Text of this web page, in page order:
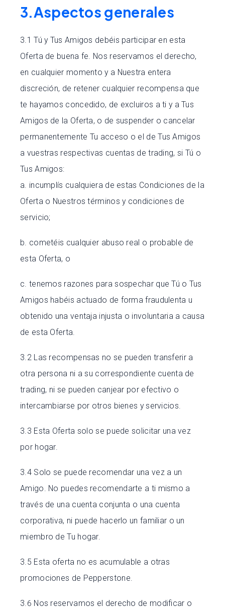
3.Aspectos generales
3.1 Tú y Tus Amigos debéis participar en esta
Oferta de buena fe. Nos reservamos el derecho,
en cualquier momento y a Nuestra entera
discreción, de retener cualquier recompensa que
te hayamos concedido, de excluiros a ti y a Tus
Amigos de la Oferta, o de suspender o cancelar
permanentemente Tu acceso o el de Tus Amigos
a vuestras respectivas cuentas de trading, si Tú o
Tus Amigos:
a. incumplís cualquiera de estas Condiciones de la
Oferta o Nuestros términos y condiciones de
servicio;
b. cometéis cualquier abuso real o probable de
esta Oferta, o
c. tenemos razones para sospechar que Tú o Tus
Amigos habéis actuado de forma fraudulenta u
obtenido una ventaja injusta o involuntaria a causa
de esta Oferta.
3.2 Las recompensas no se pueden transferir a
otra persona ni a su correspondiente cuenta de
trading, ni se pueden canjear por efectivo o
intercambiarse por otros bienes y servicios.
3.3 Esta Oferta solo se puede solicitar una vez
por hogar.
3.4 Solo se puede recomendar una vez a un
Amigo. No puedes recomendarte a ti mismo a
través de una cuenta conjunta o una cuenta
corporativa, ni puede hacerlo un familiar o un
miembro de Tu hogar.
3.5 Esta oferta no es acumulable a otras
promociones de Pepperstone.
3.6 Nos reservamos el derecho de modificar o